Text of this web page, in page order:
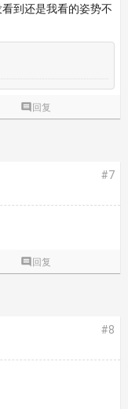
到还是我看的姿势不
 回复
#7
 回复
#8